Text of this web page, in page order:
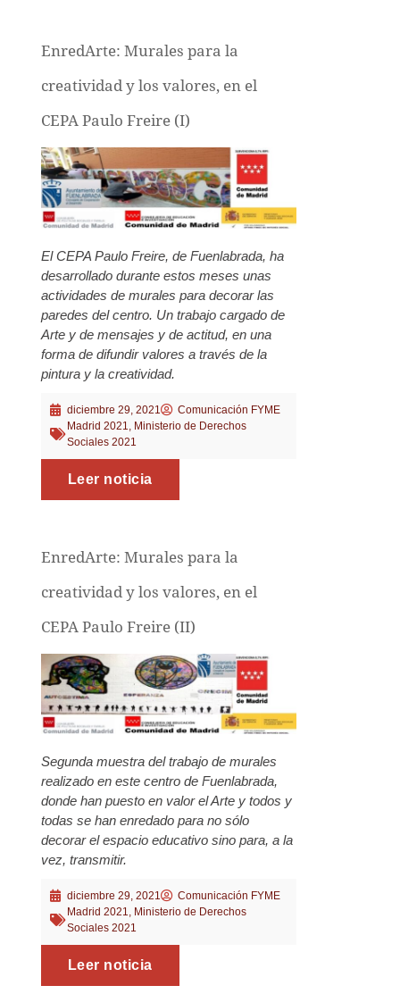
EnredArte: Murales para la
creatividad y los valores, en el
CEPA Paulo Freire (I)
El CEPA Paulo Freire, de Fuenlabrada, ha
desarrollado durante estos meses unas
actividades de murales para decorar las
paredes del centro. Un trabajo cargado de
Arte y de mensajes y de actitud, en una
forma de difundir valores a través de la
pintura y la creatividad.
diciembre 29, 2021
Comunicación FYME
Madrid 2021
Ministerio de Derechos
Sociales 2021
Leer noticia
EnredArte: Murales para la
creatividad y los valores, en el
CEPA Paulo Freire (II)
Segunda muestra del trabajo de murales
realizado en este centro de Fuenlabrada,
donde han puesto en valor el Arte y todos y
todas se han enredado para no sólo
decorar el espacio educativo sino para, a la
vez, transmitir.
diciembre 29, 2021
Comunicación FYME
Madrid 2021, Ministerio de Derechos
Sociales 2021
Leer noticia